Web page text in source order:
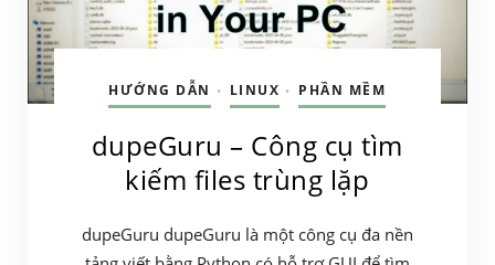
HƯỚNG DẪN • LINUX • PHẦN MỀM
dupeGuru – Công cụ tìm
kiếm files trùng lặp
dupeGuru dupeGuru là một công cụ đa nền